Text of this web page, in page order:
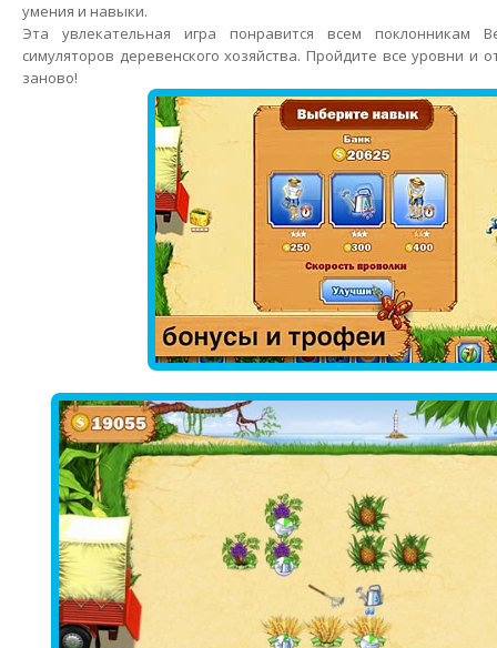
умения и навыки.
Эта увлекательная игра понравится всем поклонникам
симуляторов деревенского хозяйства. Пройдите все уровни и
заново!